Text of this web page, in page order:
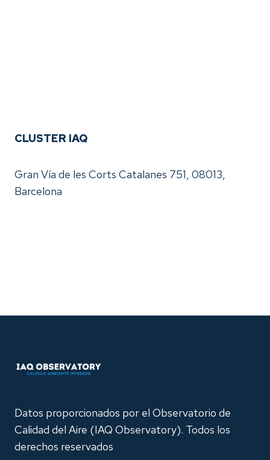
CLUSTER IAQ
Gran Vía de les Corts Catalanes 751, 08013,
Barcelona
Datos proporcionados por el Observatorio de
Calidad del Aire (IAQ Observatory). Todos los
derechos reservados